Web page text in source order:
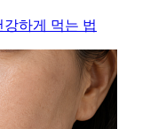
강하게 먹는 법